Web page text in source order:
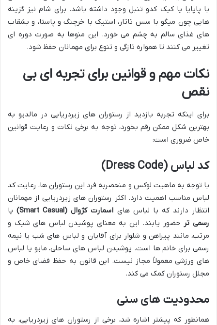
با پاپایا یا کیک کدو تنبل وجود داشته باشد. برای شام نیز گزینه
هایی چون میگو با سس تاتار، استیک با خرچنگ و پاستا، و بشقاب
های غذای سالم به چشم می خورد. این منوها به صورت دوره ای
تغییر می کنند تا همواره تازگی و تنوع برای مهمانان حفظ شود.
نکات مهم و قوانین برای تجربه ای بی
نقص
برای اینکه تجربه بازدید از رستوران های زیردریایی در مالدیو به
بهترین شکل ممکن رقم بخورد، توجه به برخی نکات و رعایت قوانین
خاص ضروری است:
کد لباس (Dress Code)
با توجه به ماهیت لوکس و منحصربه فرد این رستوران ها، رعایت کد
لباس مناسب اهمیت دارد. اکثر رستوران های زیردریایی از مهمانان
انتظار دارند که با لباس های اسمارت کژوال (Smart Casual)
یا
رسمی تر حضور یابند. این به معنای پوشیدن لباس های شیک و
مرتب، مانند پیراهن و شلوار برای آقایان و لباس های شب یا نیمه
رسمی برای خانم ها است. پوشیدن لباس های ساحلی، مایو یا لباس
های ورزشی معمولاً مجاز نیست. این قانون به حفظ فضای خاص و
مجلل رستوران کمک می کند.
محدودیت های سنی
همانطور که پیشتر اشاره شد، برخی از رستوران های زیردریایی، به